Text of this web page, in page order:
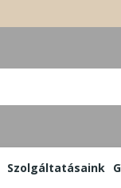
Szolgáltatásaink